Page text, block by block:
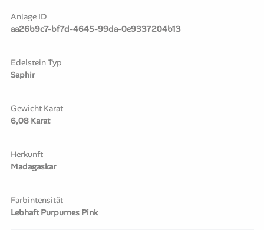
Anlage ID
aa26b9c7-bf7d-4645-99da-0e9337204b13
Edelstein Typ
Saphir
Gewicht Karat
6,08 Karat
Herkunft
Madagaskar
Farbintensität
Lebhaft Purpurnes Pink